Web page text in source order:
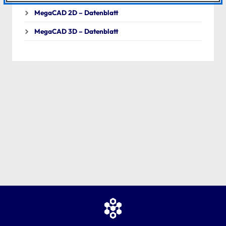
MegaCAD 2D – Datenblatt
MegaCAD 3D – Datenblatt